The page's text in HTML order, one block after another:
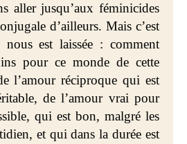
aller jusqu’aux féminicides
d’ailleurs. Mais c’est
est laissée : comment
pour ce monde de cette
l’amour réciproque qui est
de l’amour vrai pour
qui est bon, malgré les
et qui dans la durée est